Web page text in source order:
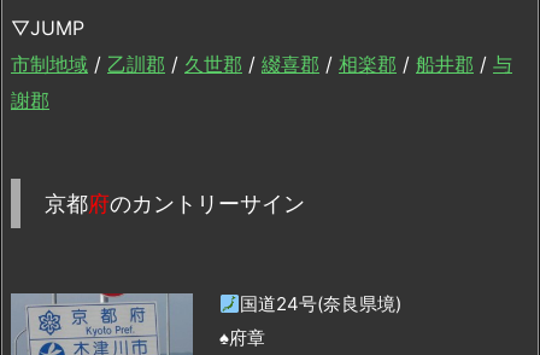
▽JUMP
市制地域 / 乙訓郡 / 久世郡 / 綴喜郡 / 相楽郡 / 船井郡 / 与
謝郡
京都府のカントリーサイン
国道24号(奈良県境)
♠府章